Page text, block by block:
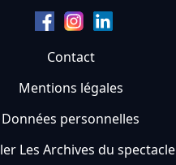
Contact
Mentions légales
Données personnelles
Les Archives du spectacle